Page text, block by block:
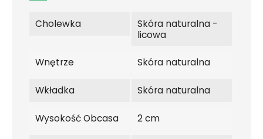
Cholewka
Skóra naturalna -
licowa
Wnętrze Skóra naturalna
Wkładka Skóra naturalna
Wysokość Obcasa 2 cm